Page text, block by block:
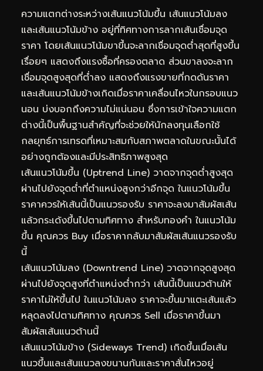
ความแตกต่างระหว่างเส้นแนวโน้มขึ้น เส้นแนวโน้มลง
และเส้นแนวโน้มข้าง อยู่ที่ทิศทางการลากเส้นเชื่อมจุด
ราคา โดยเส้นแนวโน้มขาขึ้นจะลากเชื่อมจุดต่ำสุดที่สูงขึ้น
เรื่อยๆ แสดงถึงแรงซื้อที่ครองตลาด ส่วนขาลงจะลาก
เชื่อมจุดสูงสุดที่ต่ำลง แสดงถึงแรงขายที่กดดันราคา
และเส้นแนวโน้มข้างเกิดเมื่อราคาเคลื่อนไหวในกรอบแนว
นอน บ่งบอกถึงความไม่แน่นอน ซึ่งการเข้าใจความแตก
ต่างนี้เป็นพื้นฐานสำคัญที่จะช่วยให้นักลงทุนเลือกใช้
กลยุทธ์การเทรดที่เหมาะสมกับสภาพตลาดในขณะนั้นได้
อย่างถูกต้องและมีประสิทธิภาพสูงสุด
เส้นแนวโน้มขึ้น (Uptrend Line) วาดจากจุดต่ำสูงสุด
ผ่านไปยังจุดต่ำที่ตำแหน่งสูงกว่าอีกจุด ในแนวโน้มขึ้น
ราคาควรให้เส้นนี้เป็นแนวรองรับ ราคาจะลงมาสัมผัสเส้น
แล้วกระเด้งขึ้นไปตามทิศทาง สำหรับทองคำ ในแนวโน้ม
ขึ้น คุณควร Buy เมื่อราคากลับมาสัมผัสเส้นแนวรองรับ
นี้
เส้นแนวโน้มลง (Downtrend Line) วาดจากจุดสูงสุด
ผ่านไปยังจุดสูงที่ตำแหน่งต่ำกว่า เส้นนี้เป็นแนวต้านให้
ราคาไม่ให้ขึ้นไป ในแนวโน้มลง ราคาจะขึ้นมาแตะเส้นแล้ว
หลุดลงไปตามทิศทาง คุณควร Sell เมื่อราคาขึ้นมา
สัมผัสเส้นแนวต้านนี้
เส้นแนวโน้มข้าง (Sideways Trend) เกิดขึ้นเมื่อเส้น
แนวขึ้นและเส้นแนวลงขนานกันและราคาสั่นไหวอยู่